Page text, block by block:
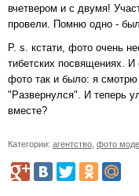
вчетвером и с двумя!
провели. Помню одно -
P. s. кстати, фото очень
тибетских посвящениях.
фото так и было: я
"Развернулся". И теперь
вместе?
Категории: агентство фото